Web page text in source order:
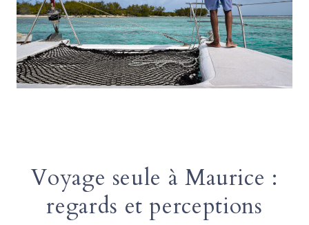
Voyage seule à Maurice :
regards et perceptions